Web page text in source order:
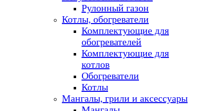
Рулонный газон
Котлы, обогреватели
Комплектующие для
обогревателей
Комплектующие для
котлов
Обогреватели
Котлы
Мангалы, грили и аксессуары